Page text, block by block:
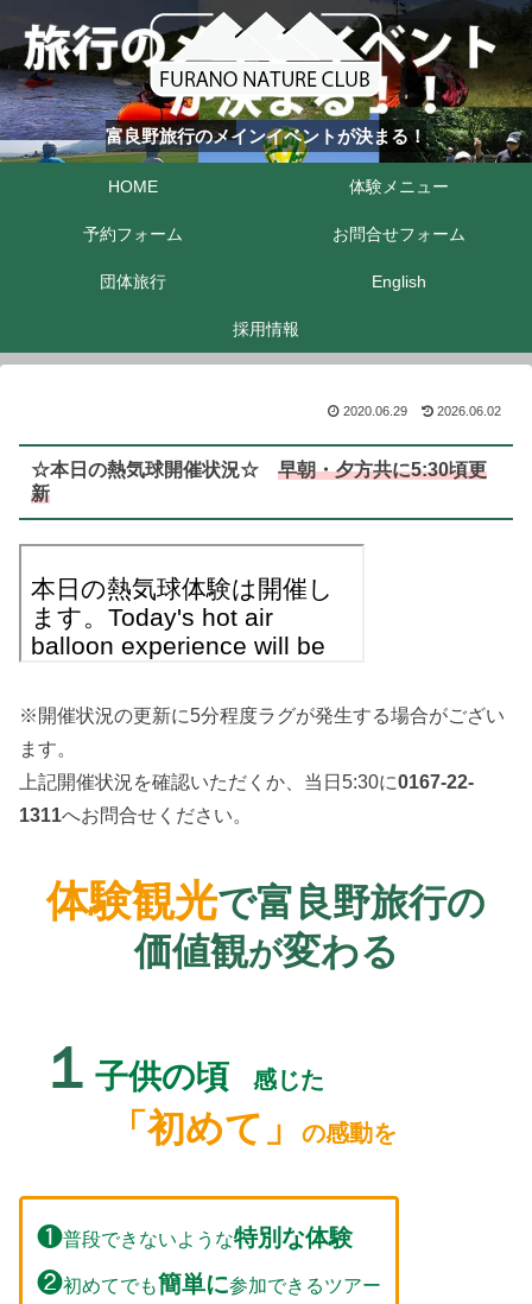
富良野旅行のメインイベントが決まる！
HOME 体験メニュー
予約フォーム お問合せフォーム
団体旅行 English
採用情報
2020.06.29 2026.06.02
☆本日の熱気球開催状況☆ 早朝・夕方共に5:30頃更
新
※開催状況の更新に5分程度ラグが発生する場合がござい
ます。
上記開催状況を確認いただくか、当日5:30に0167-22-
1311へお問合せください。
体験観光で富良野旅行の
価値観が変わる
１ 子供の頃 感じた
「初めて」 の感動を
❶普段できないような特別な体験
❷初めてでも簡単に参加できるツアー